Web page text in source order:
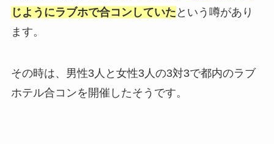
じようにラブホで合コンしていた という噂があり
ます。
その時は、男性3人と女性3人の3対3で都内のラブ
ホテル合コンを開催したそうです。